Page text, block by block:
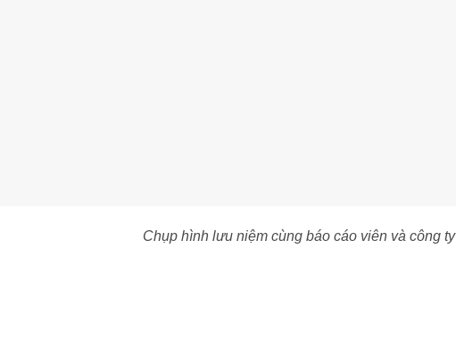
Chụp hình lưu niệm cùng báo cáo viên và công ty